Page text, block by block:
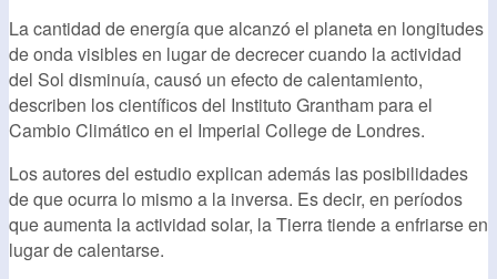
La cantidad de energía que alcanzó el planeta en longitudes
de onda visibles en lugar de decrecer cuando la actividad
del Sol disminuía, causó un efecto de calentamiento,
describen los científicos del Instituto Grantham para el
Cambio Climático en el Imperial College de Londres.
Los autores del estudio explican además las posibilidades
de que ocurra lo mismo a la inversa. Es decir, en períodos
que aumenta la actividad solar, la Tierra tiende a enfriarse en
lugar de calentarse.